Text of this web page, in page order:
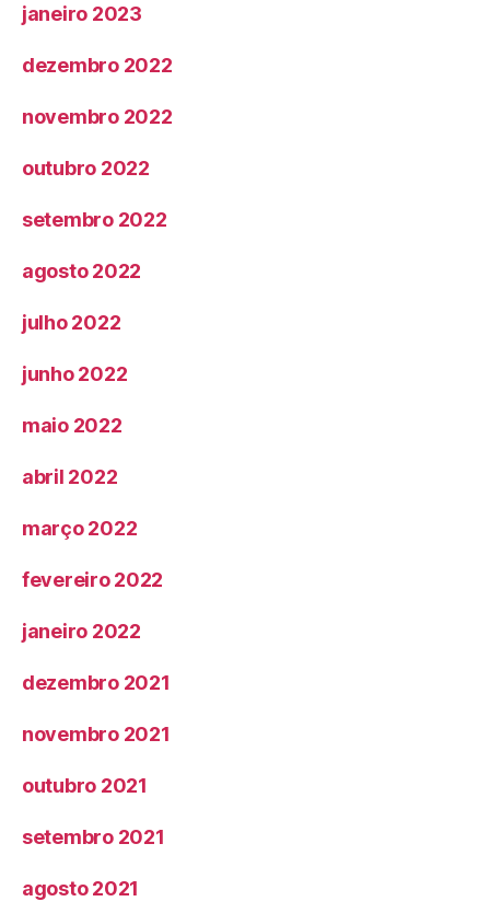
janeiro 2023
dezembro 2022
novembro 2022
outubro 2022
setembro 2022
agosto 2022
julho 2022
junho 2022
maio 2022
abril 2022
março 2022
fevereiro 2022
janeiro 2022
dezembro 2021
novembro 2021
outubro 2021
setembro 2021
agosto 2021